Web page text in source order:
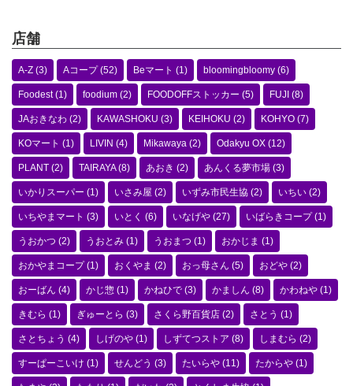
店舗
A-Z (3) Aコープ(52) Beマート (1) bloomingbloomy (6)
Foodest(1) foodium (2) FOODOFFストッカー (5) FUJI (8)
JAおきなわ (2) KAWASHOKU (3) KEIHOKU (2) KOHYO (7)
KOマート (1) LIVIN (4) Mikawaya (2) Odakyu OX (12)
PLANT (2) TAIRAYA(8) あおき (2) あんくる夢市場 (3)
いかりスーパー (1) いさみ屋 (2) いずみ市民生協 (2) いちい (2)
いちやまマート (3) いとく (6) いなげや (27) いばらきコープ(1)
うおかつ (2) うおとみ (1) うおまつ (1) おかじま (1)
おかやまコープ(1) おくやま (2) おっ母さん (5) おどや (2)
おーばん (4) かじ惣 (1) かねひで (3) かましん (8) かわねや (1)
きむら (1) ぎゅーとら (3) さくら野百貨店 (2) さとう (1)
さとちょう (4) しげのや (1) しずてつストア (8) しまむら (2)
すーぱーこいけ (1) せんどう (3) たいらや (11) たからや (1)